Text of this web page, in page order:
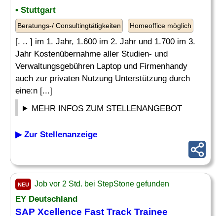
• Stuttgart
Beratungs-/ Consultingtätigkeiten Homeoffice möglich
[. .. ] im 1. Jahr, 1.600 im 2. Jahr und 1.700 im 3.
Jahr Kostenübernahme aller Studien- und
Verwaltungsgebühren Laptop und Firmenhandy
auch zur privaten Nutzung Unterstützung durch
eine:n [...]
MEHR INFOS ZUM STELLENANGEBOT
▶ Zur Stellenanzeige
NEU Job vor 2 Std. bei StepStone gefunden
EY Deutschland
SAP Xcellence Fast Track Trainee